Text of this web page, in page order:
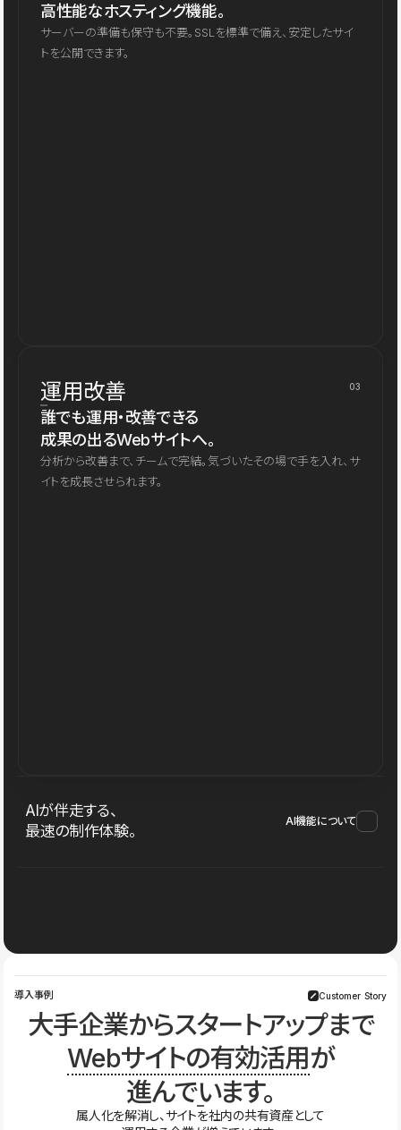
高性能なホスティング機能。
サーバーの準備も保守も不要。SSLを標準で備え、安定したサイ
トを公開できます。
運用改善 03
誰でも運用・改善できる
成果の出るWebサイトへ。
分析から改善まで、チームで完結。気づいたその場で手を入れ、サ
イトを成長させられます。
AIが伴走する、
最速の制作体験。
AI機能について
導入事例 Customer Story
大手企業からスタートアップまで
Webサイトの有効活用が
進んでいます。
属人化を解消し、サイトを社内の共有資産として